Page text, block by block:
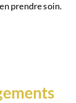
prendre soin.